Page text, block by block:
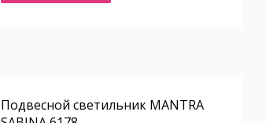
Подвесной светильник MANTRA